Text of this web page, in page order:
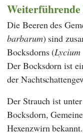
Die Beeren des
barbarum) sind
Bocksdorns (Lycium
Der Bocksdorn ist
der
Der Strauch ist
Bocksdorn,
Hexenzwirn bekannt.